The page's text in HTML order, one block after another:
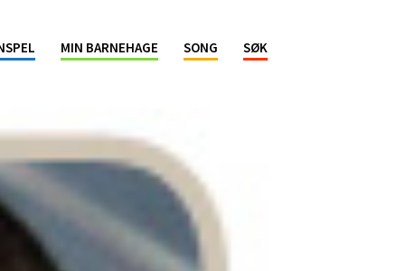
MIN BARNEHAGE SONG SØK